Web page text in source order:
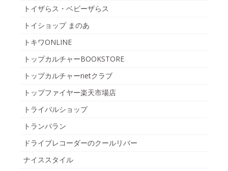
トイザらス・ベビーザらス
トイショップ まのあ
トキワONLINE
トップカルチャーBOOKSTORE
トップカルチャーnetクラブ
トップファイヤー楽天市場店
トライバルショップ
トランパラン
ドライブレコーダーのクールリバー
ナイススタイル